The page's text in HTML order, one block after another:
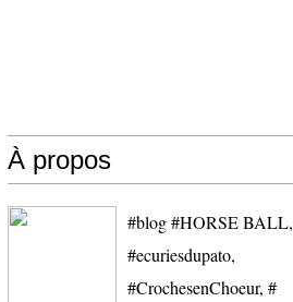
À propos
#blog #HORSE BALL,
#ecuriesdupato,
#CrochesenChoeur, #